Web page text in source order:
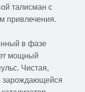
талисман с
привлечения.
в фазе
мощный
Чистая,
зарождающейся